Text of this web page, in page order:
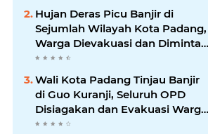
Hujan Deras Picu Banjir di
Sejumlah Wilayah Kota Padang,
Warga Dievakuasi dan Diminta
Waspada Banjir Susulan
Wali Kota Padang Tinjau Banjir
di Guo Kuranji, Seluruh OPD
Disiagakan dan Evakuasi Warga
Dipercepat